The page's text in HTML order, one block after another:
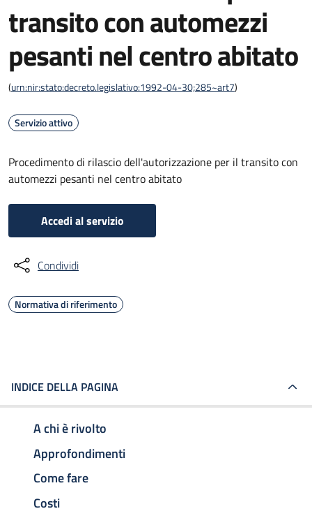
transito con automezzi
pesanti nel centro abitato
(urn:nir:stato:decreto.legislativo:1992-04-30;285~art7)
Servizio attivo
Procedimento di rilascio dell'autorizzazione per il transito con
automezzi pesanti nel centro abitato
Accedi al servizio
Condividi
Normativa di riferimento
INDICE DELLA PAGINA
A chi è rivolto
Approfondimenti
Come fare
Costi